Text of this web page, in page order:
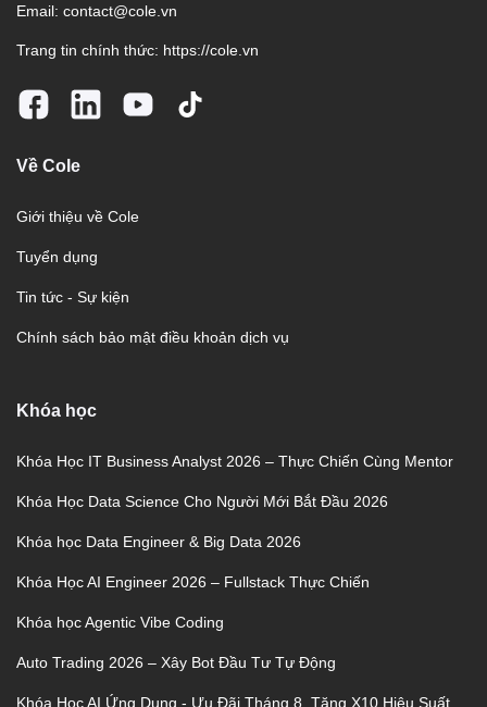
Email: contact@cole.vn
Trang tin chính thức: https://cole.vn
Về Cole
Giới thiệu về Cole
Tuyển dụng
Tin tức - Sự kiện
Chính sách bảo mật điều khoản dịch vụ
Khóa học
Khóa Học IT Business Analyst 2026 – Thực Chiến Cùng Mentor
Khóa Học Data Science Cho Người Mới Bắt Đầu 2026
Khóa học Data Engineer & Big Data 2026
Khóa Học AI Engineer 2026 – Fullstack Thực Chiến
Khóa học Agentic Vibe Coding
Auto Trading 2026 – Xây Bot Đầu Tư Tự Động
Khóa Học AI Ứng Dụng - Ưu Đãi Tháng 8, Tăng X10 Hiệu Suất